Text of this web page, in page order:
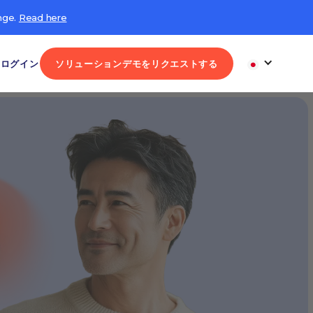
Read here
ログイン ソリューションデモをリクエストする